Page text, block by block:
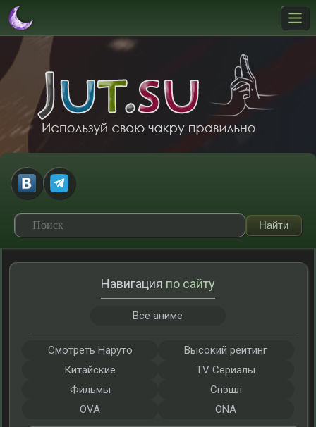
Навигация по сайту
Все аниме
Смотреть Наруто
Высокий рейтинг
Китайские
TV Сериалы
Фильмы
Спэшл
OVA
ONA